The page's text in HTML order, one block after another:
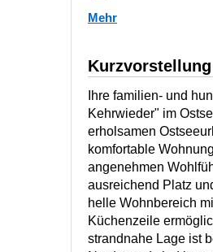
Mehr
Kurzvorstellung
Ihre familien- und
Kehrwieder" im
erholsamen
komfortable
angenehmen
ausreichend Platz
helle Wohnbereich
Küchenzeile
strandnahe Lage ist